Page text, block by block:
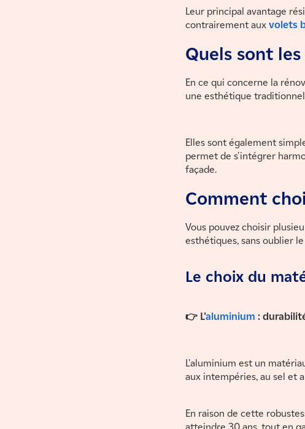
Leur principal avantage
contrairement aux volets
Quels sont
En ce qui concerne la
une esthétique
Elles sont également
permet de s'intégrer
façade.
Comment
Vous pouvez choisir
esthétiques, sans oublier
Le choix du
👉 L'aluminium :
L'aluminium est un
aux intempéries, au sel et
En raison de cette
atteindre 30 ans, tout en